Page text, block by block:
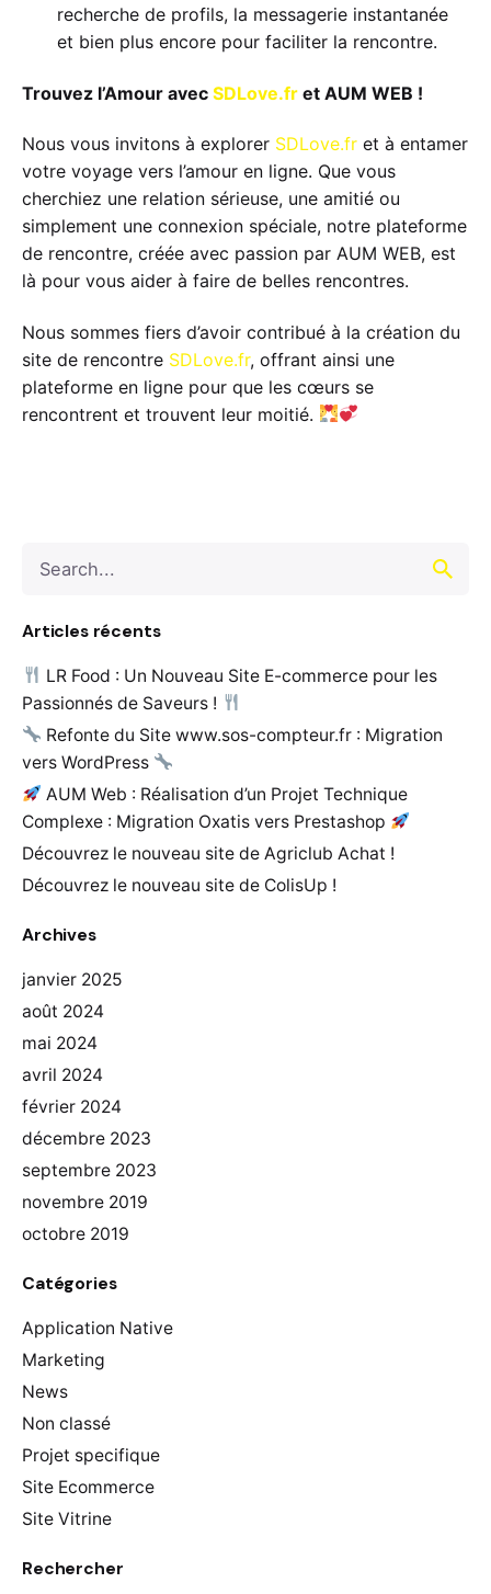
for
Articles récents
LR Food : Un Nouveau Site E-commerce pour les
Passionnés de Saveurs !
Refonte du Site www.sos-compteur.fr : Migration
vers WordPress
AUM Web : Réalisation d’un Projet Technique
Complexe : Migration Oxatis vers Prestashop
Découvrez le nouveau site de Agriclub Achat !
Découvrez le nouveau site de ColisUp !
Archives
janvier 2025
août 2024
mai 2024
avril 2024
février 2024
décembre 2023
septembre 2023
novembre 2019
octobre 2019
Catégories
Application Native
Marketing
News
Non classé
Projet specifique
Site Ecommerce
Site Vitrine
Rechercher
recherche de profils, la messagerie instantanée
et bien plus encore pour faciliter la rencontre.
Trouvez l’Amour avec SDLove.fr et AUM WEB !
Nous vous invitons à explorer SDLove.fr et à entamer
votre voyage vers l’amour en ligne. Que vous
cherchiez une relation sérieuse, une amitié ou
simplement une connexion spéciale, notre plateforme
de rencontre, créée avec passion par AUM WEB, est
là pour vous aider à faire de belles rencontres.
Nous sommes fiers d’avoir contribué à la création du
site de rencontre SDLove.fr, offrant ainsi une
plateforme en ligne pour que les cœurs se
rencontrent et trouvent leur moitié.